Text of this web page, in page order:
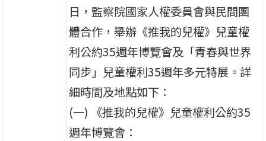
日，監察院國家人權委員會與民間團
體合作，舉辦《推我的兒權》兒童權
利公約35週年博覽會及「青春與世界
同步」兒童權利35週年多元特展。詳
細時間及地點如下：
(一) 《推我的兒權》兒童權利公約35
週年博覽會：